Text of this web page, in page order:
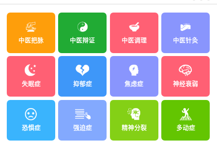
中医把脉 中医辩证 中医调理 中医针灸
失眠症 抑郁症 焦虑症 神经衰弱
恐惧症 强迫症 精神分裂 多动症